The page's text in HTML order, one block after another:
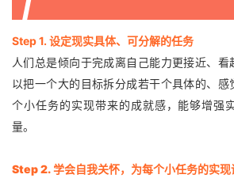
Step 1. 设定现实具体、可分解的任务
人们总是倾向于完成离自己能力更接近、
以把一个大的目标拆分成若干个具体的、
个小任务的实现带来的成就感，能够增强
量。
Step 2.学会自我关怀，为每个小任务的实现